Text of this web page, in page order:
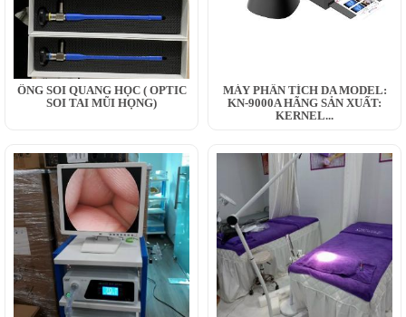
ỐNG SOI QUANG HỌC ( OPTIC
SOI TAI MŨI HỌNG)
MÁY PHÂN TÍCH DA MODEL:
KN-9000A HÃNG SẢN XUẤT:
KERNEL...